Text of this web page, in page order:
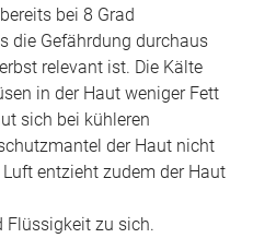
bei 8 Grad
die Gefährdung durchaus
relevant ist. Die Kälte
in der Haut weniger Fett
sich bei kühleren
der Haut nicht
entzieht zudem der Haut
Flüssigkeit zu sich.